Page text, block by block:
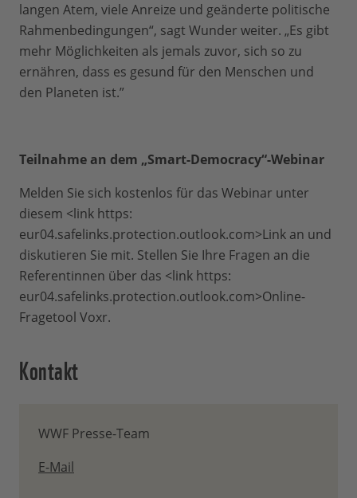
langen Atem, viele Anreize und geänderte politische
Rahmenbedingungen“, sagt Wunder weiter. „Es gibt
mehr Möglichkeiten als jemals zuvor, sich so zu
ernähren, dass es gesund für den Menschen und
den Planeten ist.”
Teilnahme an dem „Smart-Democracy“-Webinar
Melden Sie sich kostenlos für das Webinar unter
diesem <link https:
eur04.safelinks.protection.outlook.com>Link an und
diskutieren Sie mit. Stellen Sie Ihre Fragen an die
Referentinnen über das <link https:
eur04.safelinks.protection.outlook.com>Online-
Fragetool Voxr.
Kontakt
WWF Presse-Team
E-Mail